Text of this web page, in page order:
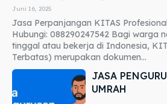
Juni 16, 2025
Jasa Perpanjangan KITAS
Hubungi: 088290247542 Bagi warga
tinggal atau bekerja di Indonesia,
Terbatas) merupakan dokumen...
JASA
UMRAH